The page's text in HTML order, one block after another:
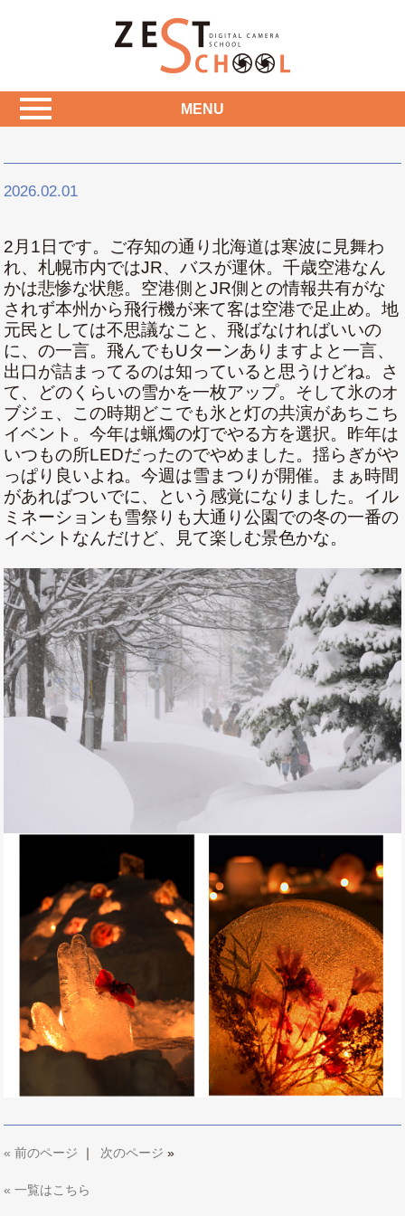
MENU
2026.02.01
2月1日です。ご存知の通り北海道は寒波に見舞わ
れ、札幌市内ではJR、バスが運休。千歳空港なん
かは悲惨な状態。空港側とJR側との情報共有がな
されず本州から飛行機が来て客は空港で足止め。地
元民としては不思議なこと、飛ばなければいいの
に、の一言。飛んでもUターンありますよと一言、
出口が詰まってるのは知っていると思うけどね。さ
て、どのくらいの雪かを一枚アップ。そして氷のオ
ブジェ、この時期どこでも氷と灯の共演があちこち
イベント。今年は蝋燭の灯でやる方を選択。昨年は
いつもの所LEDだったのでやめました。揺らぎがや
っぱり良いよね。今週は雪まつりが開催。まぁ時間
があればついでに、という感覚になりました。イル
ミネーションも雪祭りも大通り公園での冬の一番の
イベントなんだけど、見て楽しむ景色かな。
« 前のページ ｜ 次のページ »
« 一覧はこちら